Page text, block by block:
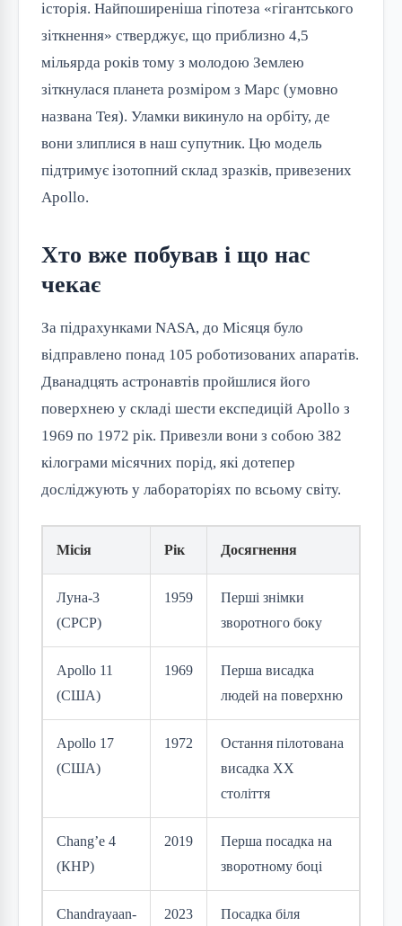
історія. Найпоширеніша гіпотеза «гігантського
зіткнення» стверджує, що приблизно 4,5
мільярда років тому з молодою Землею
зіткнулася планета розміром з Марс (умовно
названа Тея). Уламки викинуло на орбіту, де
вони злиплися в наш супутник. Цю модель
підтримує ізотопний склад зразків, привезених
Apollo.
Хто вже побував і що нас
чекає
За підрахунками NASA, до Місяця було
відправлено понад 105 роботизованих апаратів.
Дванадцять астронавтів пройшлися його
поверхнею у складі шести експедицій Apollo з
1969 по 1972 рік. Привезли вони з собою 382
кілограми місячних порід, які дотепер
досліджують у лабораторіях по всьому світу.
Місія Рік Досягнення
Луна-3
(СРСР)
1959
Перші знімки
зворотного боку
Apollo 11
(США)
1969
Перша висадка
людей на поверхню
Apollo 17
(США)
1972
Остання пілотована
висадка XX
століття
Chang’e 4
(КНР)
2019
Перша посадка на
зворотному боці
Chandrayaan-
2023
Посадка біля